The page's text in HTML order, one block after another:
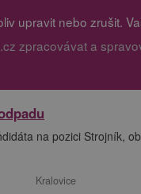
upravit nebo zrušit.
zpracovávat a
na pozici Strojník,
Kralovice